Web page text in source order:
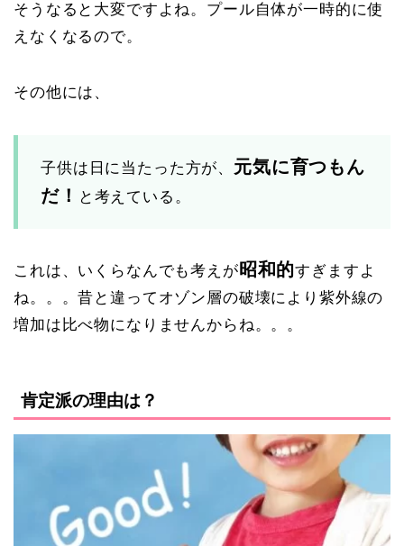
そうなると大変ですよね。プール自体が一時的に使
えなくなるので。
その他には、
子供は日に当たった方が、 元気に育つもん
だ！
と考えている。
これは、いくらなんでも考えが 昭和的すぎますよ
ね。。。昔と違ってオゾン層の破壊により紫外線の
増加は比べ物になりませんからね。。。
肯定派の理由は？